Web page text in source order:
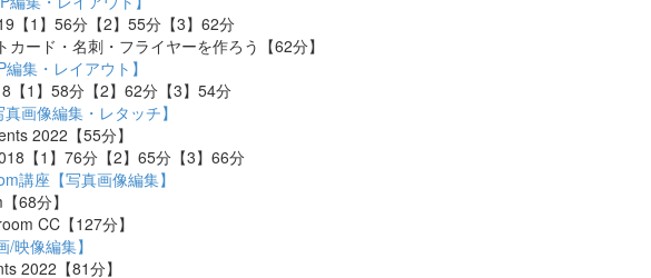
【1】56分【2】55分【3】62分
カード・名刺・フライヤーを作ろう【62分】
集・レイアウト】
【1】58分【2】62分【3】54分
画像編集・レタッチ】
2022【55分】
【1】76分【2】65分【3】66分
講座【写真画像編集】
68分】
CC【127分】
映像編集】
2022【81分】